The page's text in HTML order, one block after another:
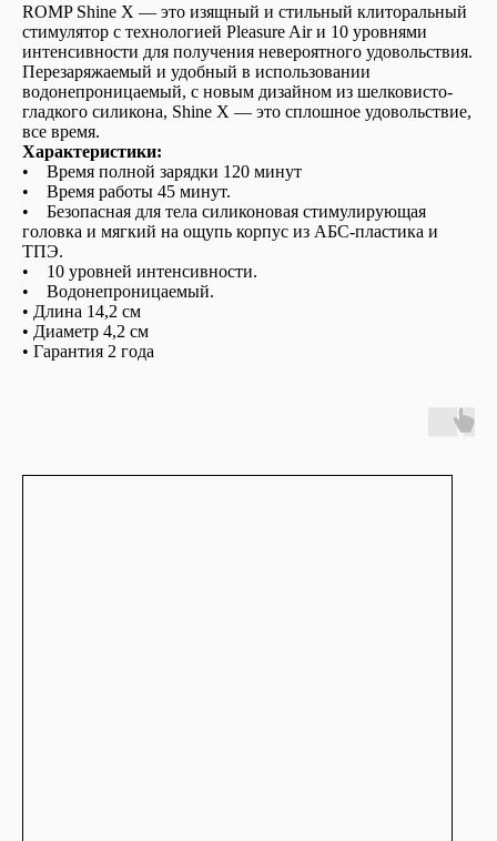
ROMP Shine X — это изящный и стильный клиторальный
стимулятор с технологией Pleasure Air и 10 уровнями
интенсивности для получения невероятного удовольствия.
Перезаряжаемый и удобный в использовании
водонепроницаемый, с новым дизайном из шелковисто-
гладкого силикона, Shine X — это сплошное удовольствие,
все время.
Характеристики:
• Время полной зарядки 120 минут
• Время работы 45 минут.
• Безопасная для тела силиконовая стимулирующая
головка и мягкий на ощупь корпус из АБС-пластика и
ТПЭ.
• 10 уровней интенсивности.
• Водонепроницаемый.
• Длина 14,2 см
• Диаметр 4,2 см
• Гарантия 2 года